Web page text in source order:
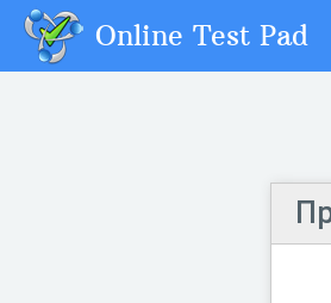
Online Test Pad